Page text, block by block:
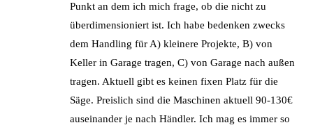
Punkt an dem ich mich frage, ob die nicht zu
überdimensioniert ist. Ich habe bedenken zwecks
dem Handling für A) kleinere Projekte, B) von
Keller in Garage tragen, C) von Garage nach außen
tragen. Aktuell gibt es keinen fixen Platz für die
Säge. Preislich sind die Maschinen aktuell 90-130€
auseinander je nach Händler. Ich mag es immer so